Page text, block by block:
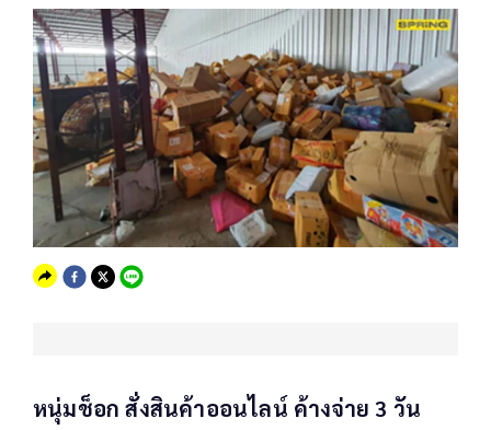
หนุ่มช็อก สั่งสินค้าออนไลน์ ค้างจ่าย 3 วัน